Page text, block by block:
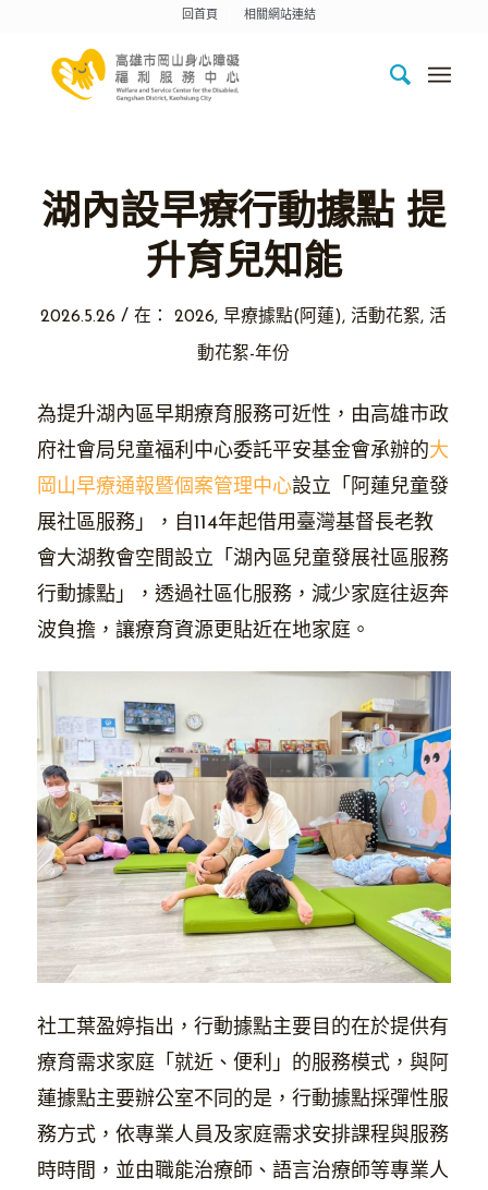
回首頁 相關網站連結
湖內設早療行動據點 提
升育兒知能
2026.5.26 / 在：2026,早療據點(阿蓮),活動花絮,活
動花絮-年份
為提升湖內區早期療育服務可近性，由高雄市政
府社會局兒童福利中心委託平安基金會承辦的大
岡山早療通報暨個案管理中心設立「阿蓮兒童發
展社區服務」，自114年起借用臺灣基督長老教
會大湖教會空間設立「湖內區兒童發展社區服務
行動據點」，透過社區化服務，減少家庭往返奔
波負擔，讓療育資源更貼近在地家庭。
社工葉盈婷指出，行動據點主要目的在於提供有
療育需求家庭「就近、便利」的服務模式，與阿
蓮據點主要辦公室不同的是，行動據點採彈性服
務方式，依專業人員及家庭需求安排課程與服務
時時間，並由職能治療師、語言治療師等專業人